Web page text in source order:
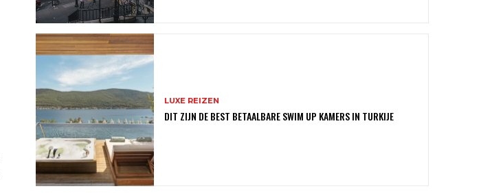
LUXE REIZEN
DIT ZIJN DE BEST BETAALBARE SWIM UP KAMERS IN TURKIJE